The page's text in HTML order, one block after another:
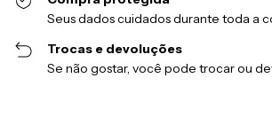
Seus dados cuidados durante toda a
Trocas e devoluções
Se não gostar, você pode trocar ou